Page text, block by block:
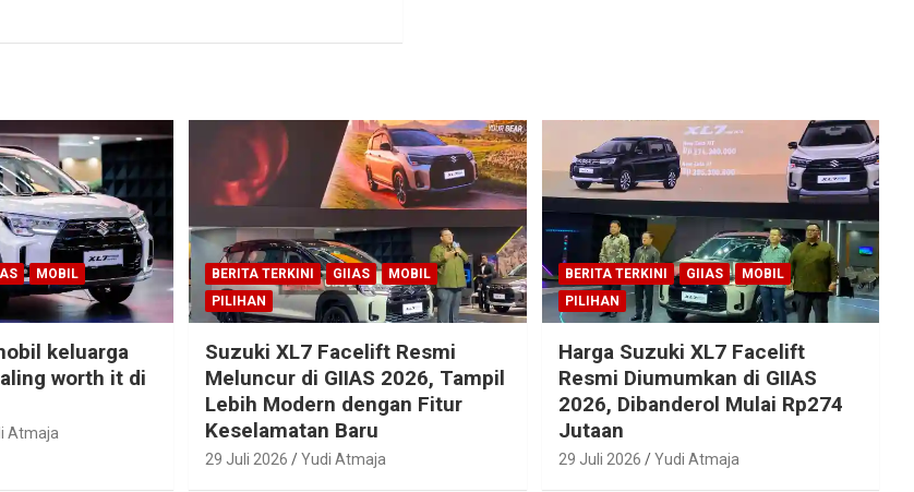
MOBIL
keluarga
worth it di
Atmaja
BERITA TERKINI GIIAS
MOBIL
PILIHAN
Suzuki XL7 Facelift Resmi
Meluncur di GIIAS 2026, Tampil
Lebih Modern dengan Fitur
Keselamatan Baru
29 Juli 2026 Yudi Atmaja
BERITA TERKINI GIIAS
MOBIL
PILIHAN
Harga Suzuki XL7 Facelift
Resmi Diumumkan di GIIAS
2026, Dibanderol Mulai Rp274
Jutaan
29 Juli 2026 Yudi Atmaja